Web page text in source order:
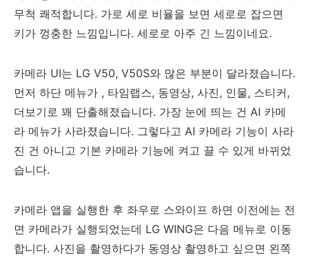
무척 쾌적합니다. 가로 세로 비율을 보면 세로로 잡으면
키가 껑충한 느낌입니다. 세로로 아주 긴 느낌이네요.
카메라 UI는 LG V50, V50S와 많은 부분이 달라졌습니다.
먼저 하단 메뉴가 , 타임랩스, 동영상, 사진, 인물, 스티커,
더보기로 꽤 단출해졌습니다. 가장 눈에 띄는 건 AI 카메
라 메뉴가 사라졌습니다. 그렇다고 AI 카메라 기능이 사라
진 건 아니고 기본 카메라 기능에 켜고 끌 수 있게 바뀌었
습니다.
카메라 앱을 실행한 후 좌우로 스와이프 하면 이전에는 전
면 카메라가 실행되었는데 LG WING은 다음 메뉴로 이동
합니다. 사진을 촬영하다가 동영상 촬영하고 싶으면 왼쪽